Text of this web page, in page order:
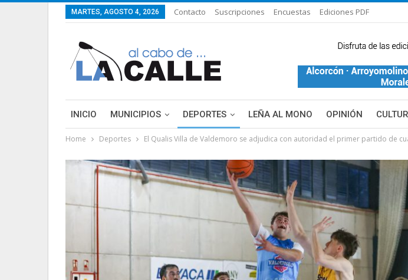
MARTES, AGOSTO 4, 2026 Contacto Suscripciones Encuestas Ediciones PDF
INICIO MUNICIPIOS DEPORTES LEÑA AL MONO OPINIÓN
Home Deportes El Qualis Villa de Valdemoro se adjudica con autoridad el primer partido de